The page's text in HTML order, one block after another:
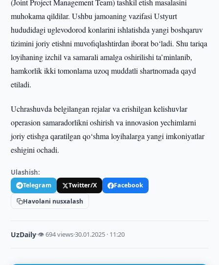
(Joint Project Management Team) tashkil etish masalasini
muhokama qildilar. Ushbu jamoaning vazifasi Ustyurt
hududidagi uglevodorod konlarini ishlatishda yangi boshqaruv
tizimini joriy etishni muvofiqlashtirdan iborat bo‘ladi. Shu tariqa
loyihaning izchil va samarali amalga oshirilishi ta’minlanib,
hamkorlik ikki tomonlama uzoq muddatli shartnomada qayd
etiladi.
Uchrashuvda belgilangan rejalar va erishilgan kelishuvlar
operasion samaradorlikni oshirish va innovasion yechimlarni
joriy etishga qaratilgan qo‘shma loyihalarga yangi imkoniyatlar
eshigini ochadi.
Ulashish:
Telegram Twitter/X
Facebook
Havolani nusxalash
UzDaily·👁 694 views·30.01.2025 · 11:20